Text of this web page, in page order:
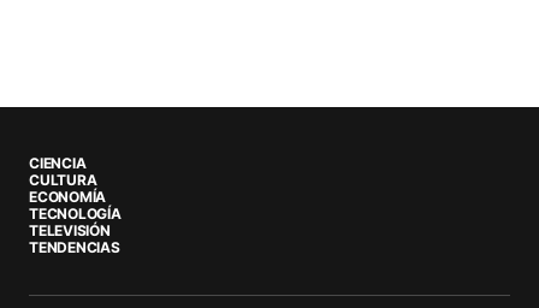
CIENCIA
CULTURA
ECONOMÍA
TECNOLOGÍA
TELEVISIÓN
TENDENCIAS